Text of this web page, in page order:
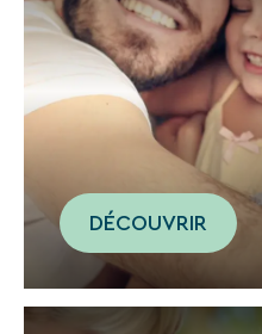
DÉCOUVRIR